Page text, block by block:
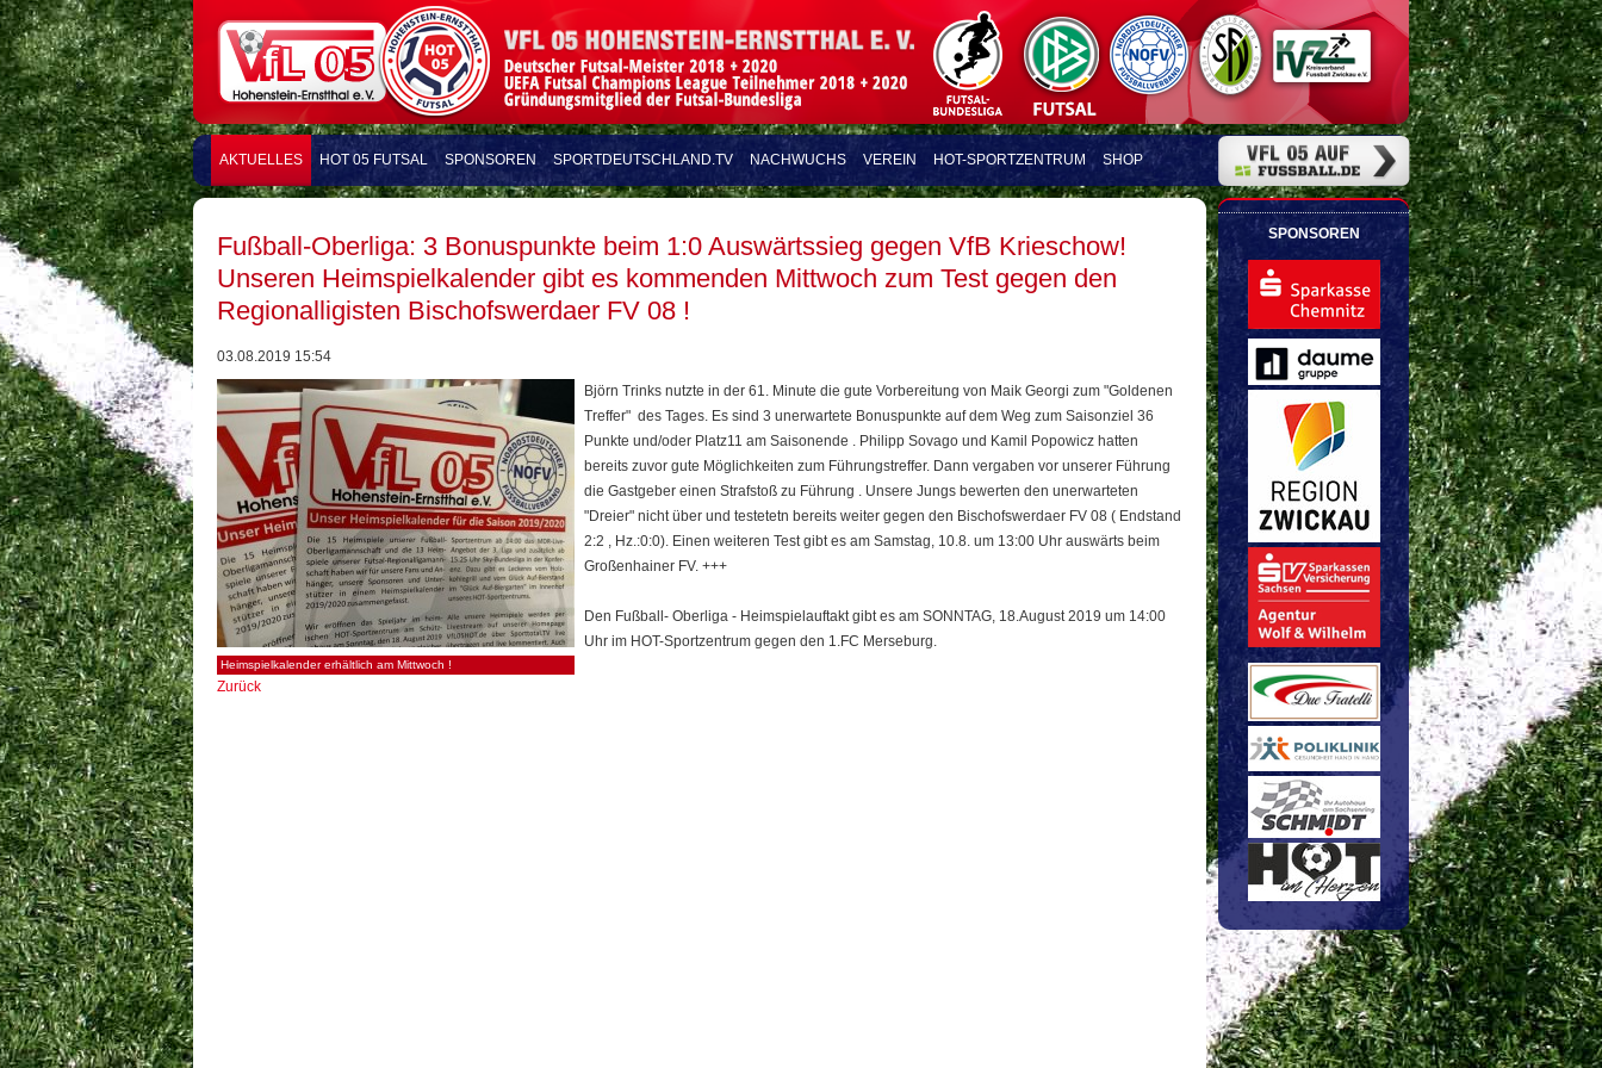
AKTUELLES HOT 05 FUTSAL SPONSOREN SPORTDEUTSCHLAND.TV NACHWUCHS VEREIN HOT-SPORTZENTRUM SHOP
SPONSOREN
Fußball-Oberliga: 3 Bonuspunkte beim 1:0 Auswärtssieg gegen VfB Krieschow!
Unseren Heimspielkalender gibt es kommenden Mittwoch zum Test gegen den
Regionalligisten Bischofswerdaer FV 08 !
03.08.2019 15:54
Heimspielkalender erhältlich am Mittwoch !
Björn Trinks nutzte in der 61. Minute die gute Vorbereitung von Maik Georgi zum "Goldenen
Treffer" des Tages. Es sind 3 unerwartete Bonuspunkte auf dem Weg zum Saisonziel 36
Punkte und/oder Platz11 am Saisonende . Philipp Sovago und Kamil Popowicz hatten
bereits zuvor gute Möglichkeiten zum Führungstreffer. Dann vergaben vor unserer Führung
die Gastgeber einen Strafstoß zu Führung . Unsere Jungs bewerten den unerwarteten
"Dreier" nicht über und testetetn bereits weiter gegen den Bischofswerdaer FV 08 ( Endstand
2:2 , Hz.:0:0). Einen weiteren Test gibt es am Samstag, 10.8. um 13:00 Uhr auswärts beim
Großenhainer FV. +++
Den Fußball- Oberliga - Heimspielauftakt gibt es am SONNTAG, 18.August 2019 um 14:00
Uhr im HOT-Sportzentrum gegen den 1.FC Merseburg.
Zurück